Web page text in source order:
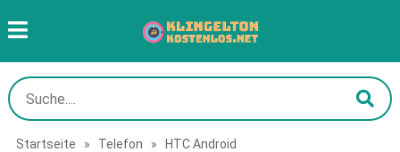
Startseite » Telefon » HTC Android